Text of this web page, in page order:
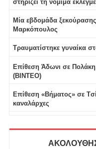
στηρίζει τη νόμιμα
Μία εβδομάδα
Μαρκόπουλος
Τραυματίστηκε γυναίκα
Επίθεση Άδωνι σε
(ΒΙΝΤΕΟ)
Επίθεση «Βήματος» σε
καναλάρχες